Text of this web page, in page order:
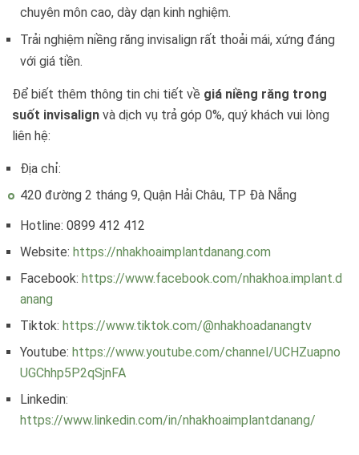
chuyên môn cao, dày dạn kinh nghiệm.
Trải nghiệm niềng răng invisalign rất thoải mái, xứng đáng
với giá tiền.
Để biết thêm thông tin chi tiết về giá niềng răng trong
suốt invisalign và dịch vụ trả góp 0%, quý khách vui lòng
liên hệ:
Địa chỉ:
420 đường 2 tháng 9, Quận Hải Châu, TP Đà Nẵng
Hotline: 0899 412 412
Website: https://nhakhoaimplantdanang.com
Facebook: https://www.facebook.com/nhakhoa.implant.d
anang
Tiktok: https://www.tiktok.com/@nhakhoadanangtv
Youtube: https://www.youtube.com/channel/UCHZuapno
UGChhp5P2qSjnFA
Linkedin:
https://www.linkedin.com/in/nhakhoaimplantdanang/